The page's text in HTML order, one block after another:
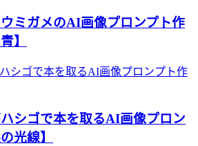
ミガメのAI画像プロンプト作
】
シゴで本を取るAI画像プロン
光線】